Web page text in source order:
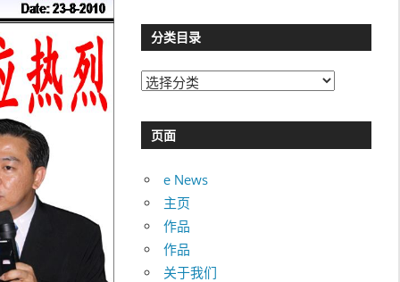
分类目录
分
目
录
页面
e News
主页
作品
作品
关于我们